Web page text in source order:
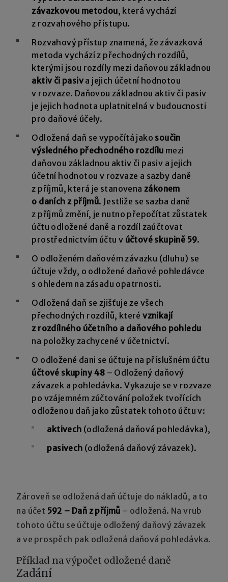
závazkovou metodou, která vychází
z rozvahového přístupu.
Rozvahový přístup znamená, že závazková
metoda vychází z přechodných rozdílů,
kterými jsou rozdíly mezi daňovou základnou
aktiv či pasiva jejich účetní hodnotou
v rozvaze. Daňovou základnou aktiv či pasiv
je jejich hodnota uplatnitelná v budoucnosti
pro daňové účely.
Odložená daň se vypočítá jako součin
výsledného přechodného rozdílu mezi
daňovou základnou aktiv či pasiv a jejich
účetní hodnotou v rozvaze a sazby daně
z příjmů, která je stanovena zákonem
o daních z příjmů. Jestliže se sazba daně
z příjmů změní, je nutno přepočítat zůstatek
účtu odložené daně a rozdíl zaúčtovat
prostřednictvím účtu v účtové skupině 59.
O odloženém daňovém závazku (dluhu) se
účtuje vždy, o odložené daňové pohledávce
s ohledem na zásadu opatrnosti.
Odložená daň se zjišťuje ze všech
přechodných rozdílů, které vznikají
z rozdílného účetního a daňového pohledu
na položky zachycené v účetnictví.
O odložené dani se účtuje na příslušném účtu
účtové skupiny 48 – Odložený daňový
závazek a pohledávka. Vykazuje se v rozvaze
po vzájemném zúčtování položek tvořících
odloženou daň jako zůstatek tohoto účtu v:
aktivech (odložená daňová pohledávka),
pasivech (odložená daňový závazek).
Zároveň se odložená daň účtuje do nákladů, a to
na účet 592 – Daň z příjmů – odložená. Na vrub
tohoto účtu se účtuje odložený daňový závazek
a ve prospěch pak odložená daňová pohledávka.
Příklad na výpočet odložené daně
Zadání